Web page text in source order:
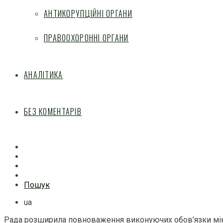
АНТИКОРУПЦІЙНІ ОРГАНИ
ПРАВООХОРОННІ ОРГАНИ
АНАЛІТИКА
БЕЗ КОМЕНТАРІВ
Пошук
ua
Рада розширила повноваження виконуючих обов’язки